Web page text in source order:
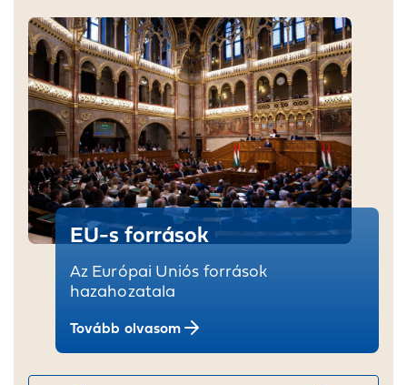
EU-s források
Az Európai Uniós források
hazahozatala
Tovább olvasom